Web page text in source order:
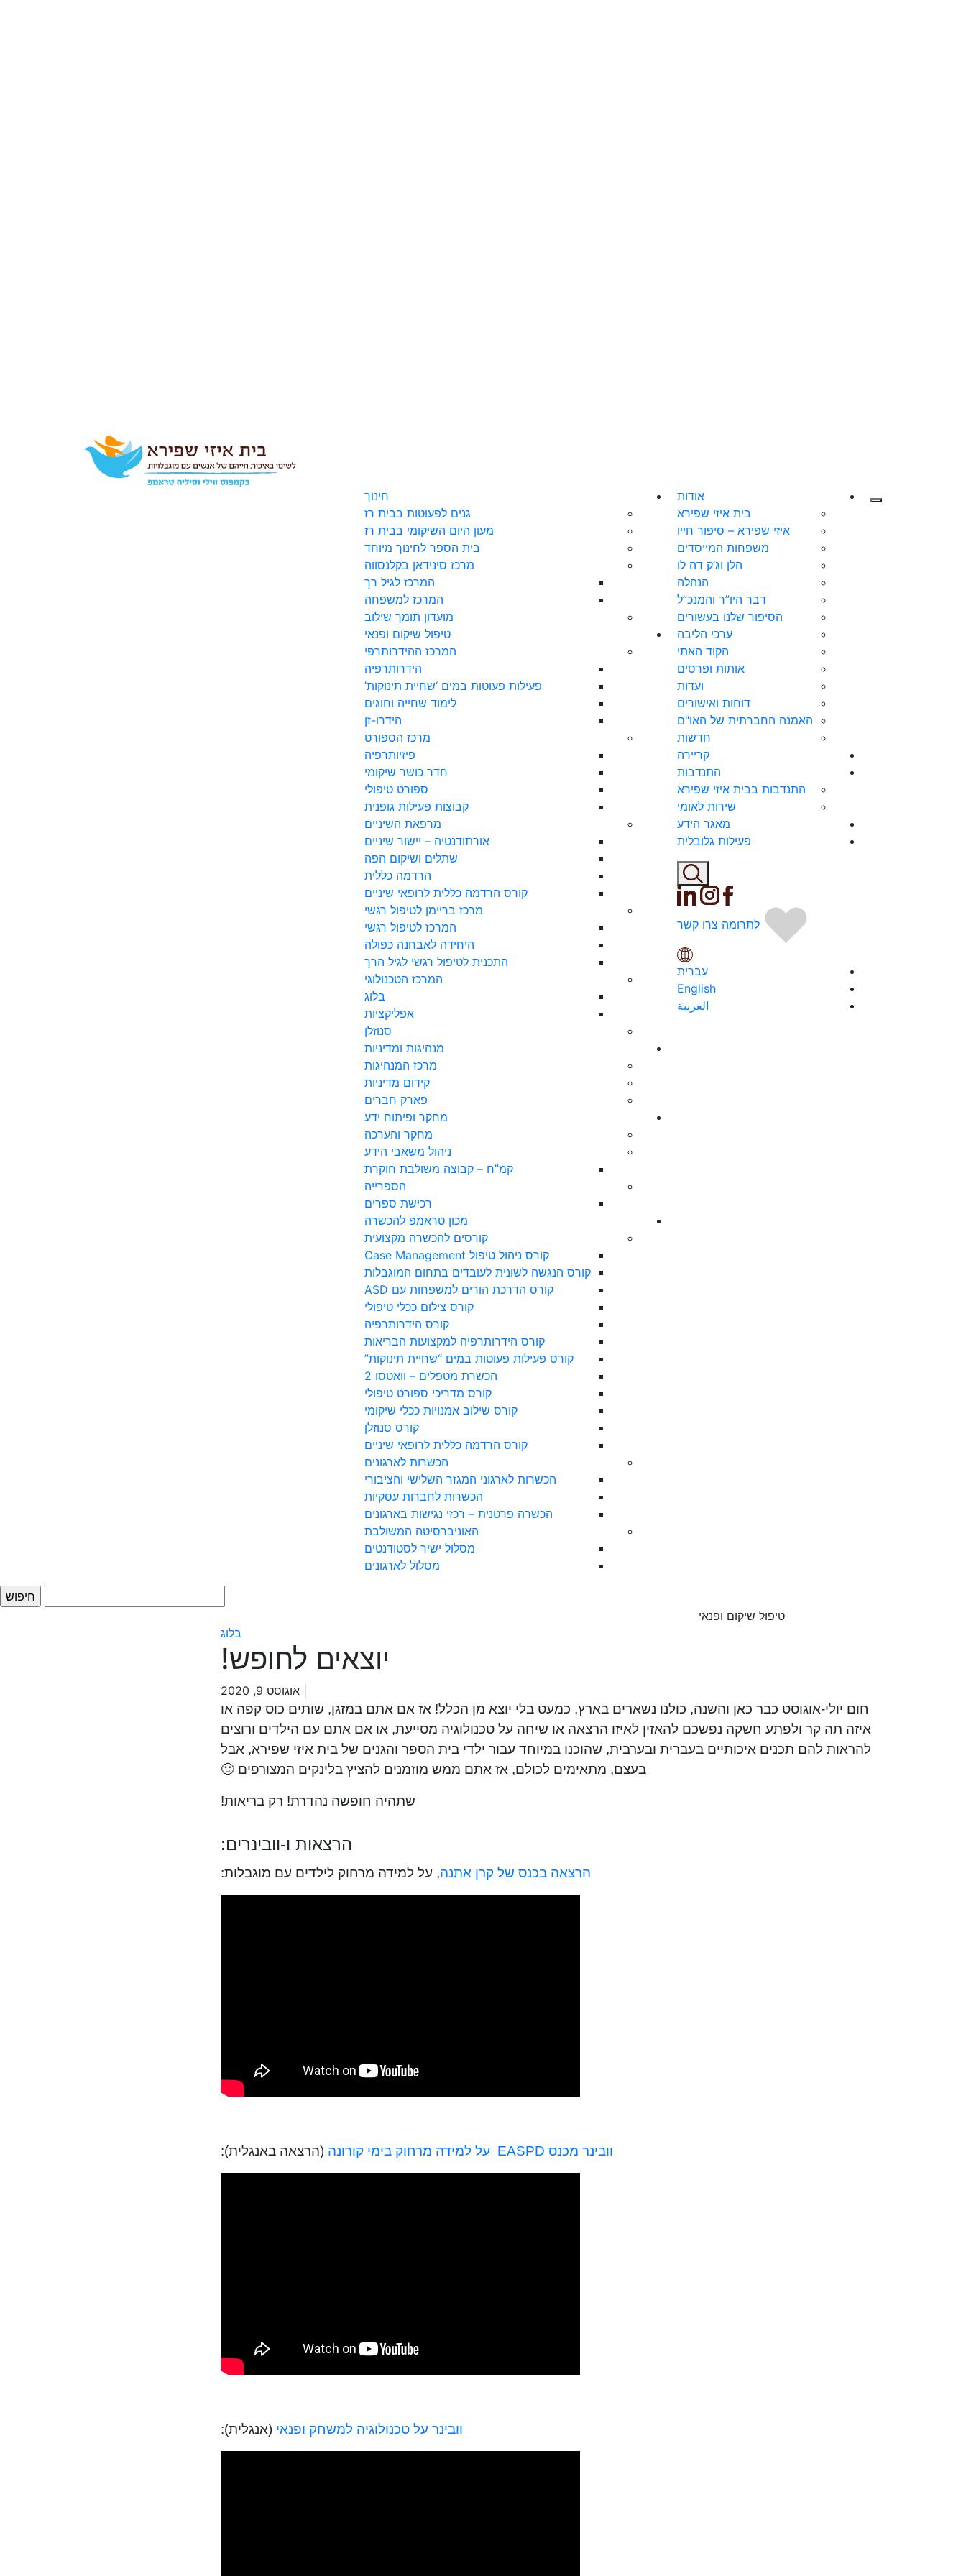
אודות
בית איזי שפירא
איזי שפירא – סיפור חייו
משפחות המייסדים
הלן וג’ק דה לו
הנהלה
דבר היו”ר והמנכ”ל
הסיפור שלנו בעשורים
ערכי הליבה
הקוד האתי
אותות ופרסים
ועדות
דוחות ואישורים
האמנה החברתית של האו"ם
חדשות
קריירה
התנדבות
התנדבות בבית איזי שפירא
שירות לאומי
מאגר הידע
פעילות גלובלית
לתרומה צרו קשר
עברית
English
العربية
חינוך
גנים לפעוטות בבית רז
מעון היום השיקומי בבית רז
בית הספר לחינוך מיוחד
מרכז סינידאן בקלנסווה
המרכז לגיל רך
המרכז למשפחה
מועדון תומך שילוב
טיפול שיקום ופנאי
המרכז ההידרותרפי
הידרותרפיה
פעילות פעוטות במים ‘שחיית תינוקות’
לימוד שחייה וחוגים
הידרו-זן
מרכז הספורט
פיזיותרפיה
חדר כושר שיקומי
ספורט טיפולי
קבוצות פעילות גופנית
מרפאת השיניים
אורתודנטיה – יישור שיניים
שתלים ושיקום הפה
הרדמה כללית
קורס הרדמה כללית לרופאי שיניים
מרכז בריימן לטיפול רגשי
המרכז לטיפול רגשי
היחידה לאבחנה כפולה
התכנית לטיפול רגשי לגיל הרך
המרכז הטכנולוגי
בלוג
אפליקציות
סנוזלן
מנהיגות ומדיניות
מרכז המנהיגות
קידום מדיניות
פארק חברים
מחקר ופיתוח ידע
מחקר והערכה
ניהול משאבי הידע
קמ”ח – קבוצה משולבת חוקרת
הספרייה
רכישת ספרים
מכון טראמפ להכשרה
קורסים להכשרה מקצועית
קורס ניהול טיפול Case Management
קורס הנגשה לשונית לעובדים בתחום המוגבלות
קורס הדרכת הורים למשפחות עם ASD
קורס צילום ככלי טיפולי
קורס הידרותרפיה
קורס הידרותרפיה למקצועות הבריאות
קורס פעילות פעוטות במים “שחיית תינוקות”
הכשרת מטפלים – וואטסו 2
קורס מדריכי ספורט טיפולי
קורס שילוב אמנויות ככלי שיקומי
קורס סנוזלן
קורס הרדמה כללית לרופאי שיניים
הכשרות לארגונים
הכשרות לארגוני המגזר השלישי והציבורי
הכשרות לחברות עסקיות
הכשרה פרטנית – רכזי נגישות בארגונים
האוניברסיטה המשולבת
מסלול ישיר לסטודנטים
מסלול לארגונים
טיפול שיקום ופנאי
בלוג
יוצאים לחופש!
| אוגוסט 9, 2020
חום יולי-אוגוסט כבר כאן והשנה, כולנו נשארים בארץ, כמעט בלי יוצא מן הכלל! אז אם אתם במזגן, שותים כוס קפה או
איזה תה קר ולפתע חשקה נפשכם להאזין לאיזו הרצאה או שיחה על טכנולוגיה מסייעת, או אם אתם עם הילדים ורוצים
להראות להם תכנים איכותיים בעברית ובערבית, שהוכנו במיוחד עבור ילדי בית הספר והגנים של בית איזי שפירא, אבל
בעצם, מתאימים לכולם, אז אתם ממש מוזמנים להציץ בלינקים המצורפים 🙂
שתהיה חופשה נהדרת! רק בריאות!
הרצאות ו-וובינרים:
הרצאה בכנס של קרן אתנה, על למידה מרחוק לילדים עם מוגבלות:
וובינר מכנס EASPD על למידה מרחוק בימי קורונה (הרצאה באנגלית):
וובינר על טכנולוגיה למשחק ופנאי (אנגלית):